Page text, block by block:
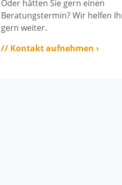
Oder hätten Sie gern einen
Beratungstermin? Wir helfen
gern weiter.
// Kontakt aufnehmen ›